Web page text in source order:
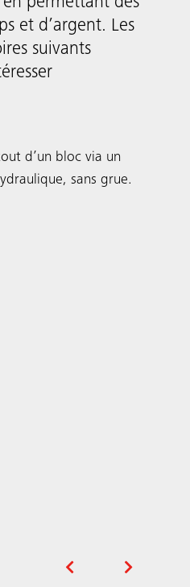
et d’argent. Les
suivants
d’un bloc via un
sans grue.